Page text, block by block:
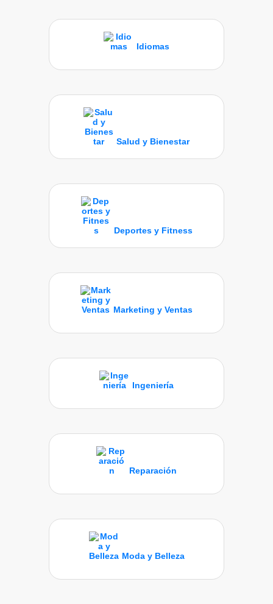
Idiomas
Salud y Bienestar
Deportes y Fitness
Marketing y Ventas
Ingeniería
Reparación
Moda y Belleza